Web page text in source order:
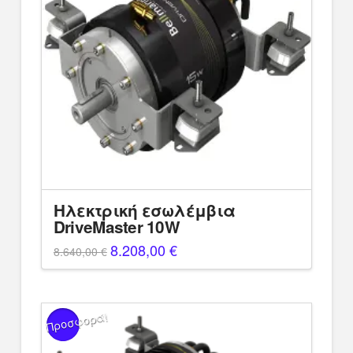
Ηλεκτρική εσωλέμβια
DriveMaster 10W
8.640,00€ Original
price
was:
8.208,00€Η
τρέχουσα
τιμή
Προσφορά!